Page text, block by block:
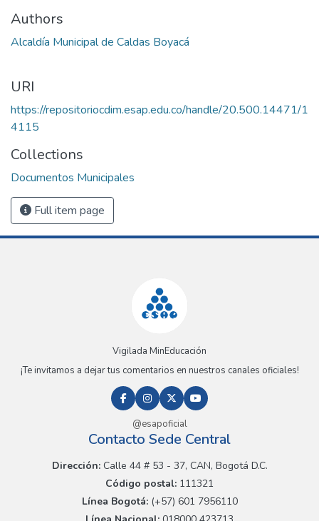
Authors
Alcaldía Municipal de Caldas Boyacá
URI
https://repositoriocdim.esap.edu.co/handle/20.500.14471/1
4115
Collections
Documentos Municipales
Full item page
Vigilada MinEducación
¡Te invitamos a dejar tus comentarios en nuestros canales oficiales!
@esapoficial
Contacto Sede Central
Dirección:Calle 44 # 53 - 37, CAN, Bogotá D.C.
Código postal: 111321
Línea Bogotá:(+57) 601 7956110